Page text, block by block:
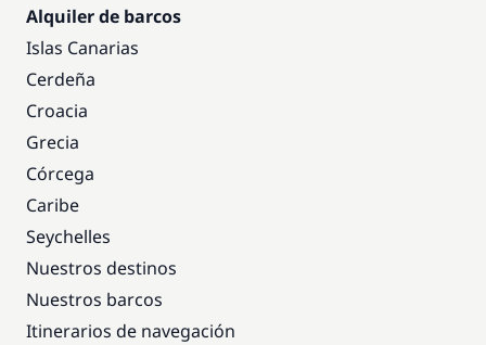
Alquiler de barcos
Islas Canarias
Cerdeña
Croacia
Grecia
Córcega
Caribe
Seychelles
Nuestros destinos
Nuestros barcos
Itinerarios de navegación